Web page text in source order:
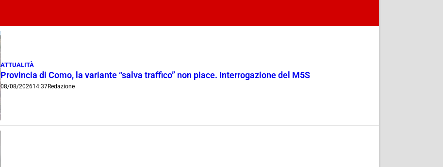
ATTUALITÀ
Provincia di Como, la variante “salva traffico” non piace. Interrogazione del M5S
08/08/202614:37Redazione